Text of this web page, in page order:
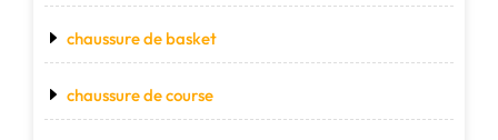
chaussure de basket
chaussure de course